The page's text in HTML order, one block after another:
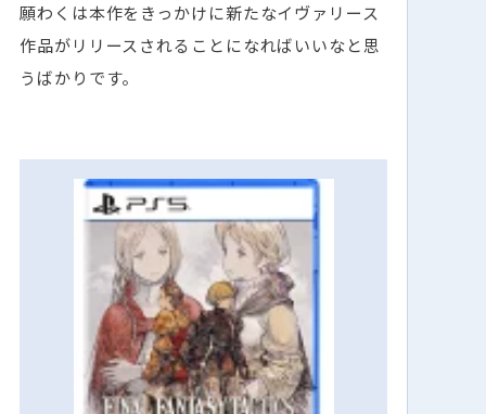
願わくは本作をきっかけに新たなイヴァリース
作品がリリースされることになればいいなと思
うばかりです。